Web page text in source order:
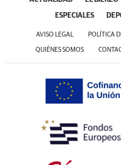
ESPECIALES
AVISO LEGAL POLÍTICA
QUIÉNES SOMOS